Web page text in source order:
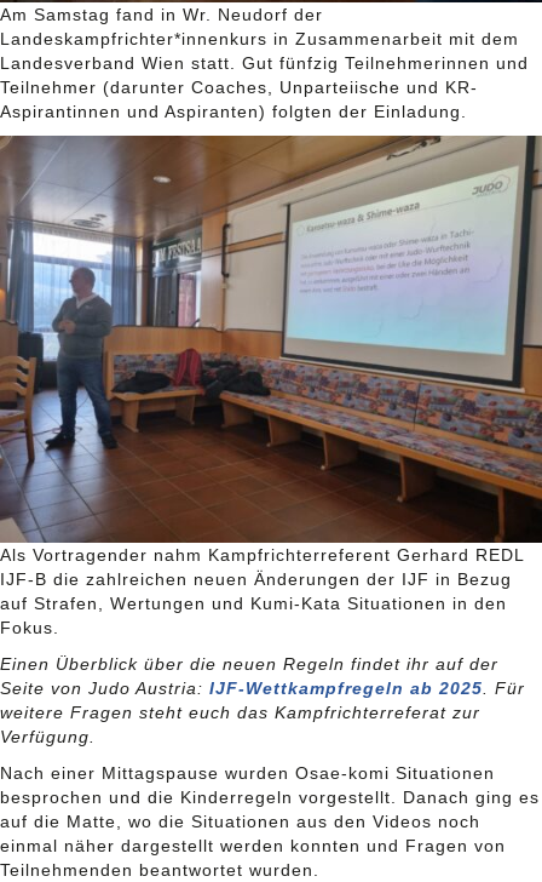
Am Samstag fand in Wr. Neudorf der
Landeskampfrichter*innenkurs in Zusammenarbeit mit dem
Landesverband Wien statt. Gut fünfzig Teilnehmerinnen und
Teilnehmer (darunter Coaches, Unparteiische und KR-
Aspirantinnen und Aspiranten) folgten der Einladung.
Als Vortragender nahm Kampfrichterreferent Gerhard REDL
IJF-B die zahlreichen neuen Änderungen der IJF in Bezug
auf Strafen, Wertungen und Kumi-Kata Situationen in den
Fokus.
Einen Überblick über die neuen Regeln findet ihr auf der
Seite von Judo Austria: IJF-Wettkampfregeln ab 2025 . Für
weitere Fragen steht euch das Kampfrichterreferat zur
Verfügung.
Nach einer Mittagspause wurden Osae-komi Situationen
besprochen und die Kinderregeln vorgestellt. Danach ging es
auf die Matte, wo die Situationen aus den Videos noch
einmal näher dargestellt werden konnten und Fragen von
Teilnehmenden beantwortet wurden.